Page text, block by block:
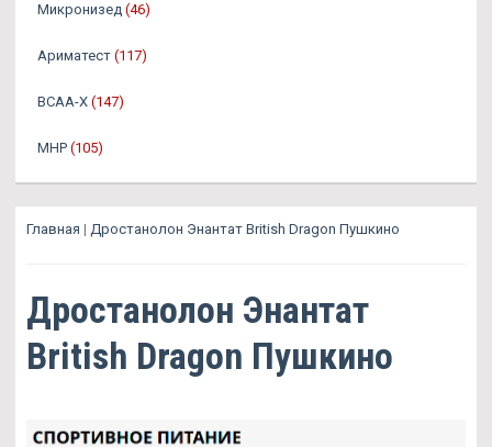
Микронизед (46)
Ариматест (117)
BCAA-X (147)
MHP (105)
Главная | Дростанолон Энантат British Dragon Пушкино
Дростанолон Энантат
British Dragon Пушкино